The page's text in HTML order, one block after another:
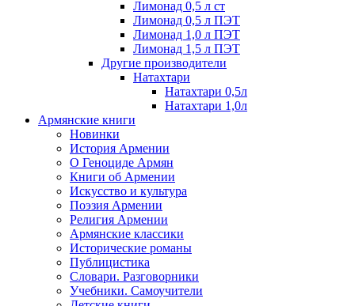
Лимонад 0,5 л ст
Лимонад 0,5 л ПЭТ
Лимонад 1,0 л ПЭТ
Лимонад 1,5 л ПЭТ
Другие производители
Натахтари
Натахтари 0,5л
Натахтари 1,0л
Армянские книги
Новинки
История Армении
О Геноциде Армян
Книги об Армении
Иcкусство и культура
Поэзия Армении
Религия Армении
Армянские классики
Исторические романы
Публицистика
Словари. Разговорники
Учебники. Самоучители